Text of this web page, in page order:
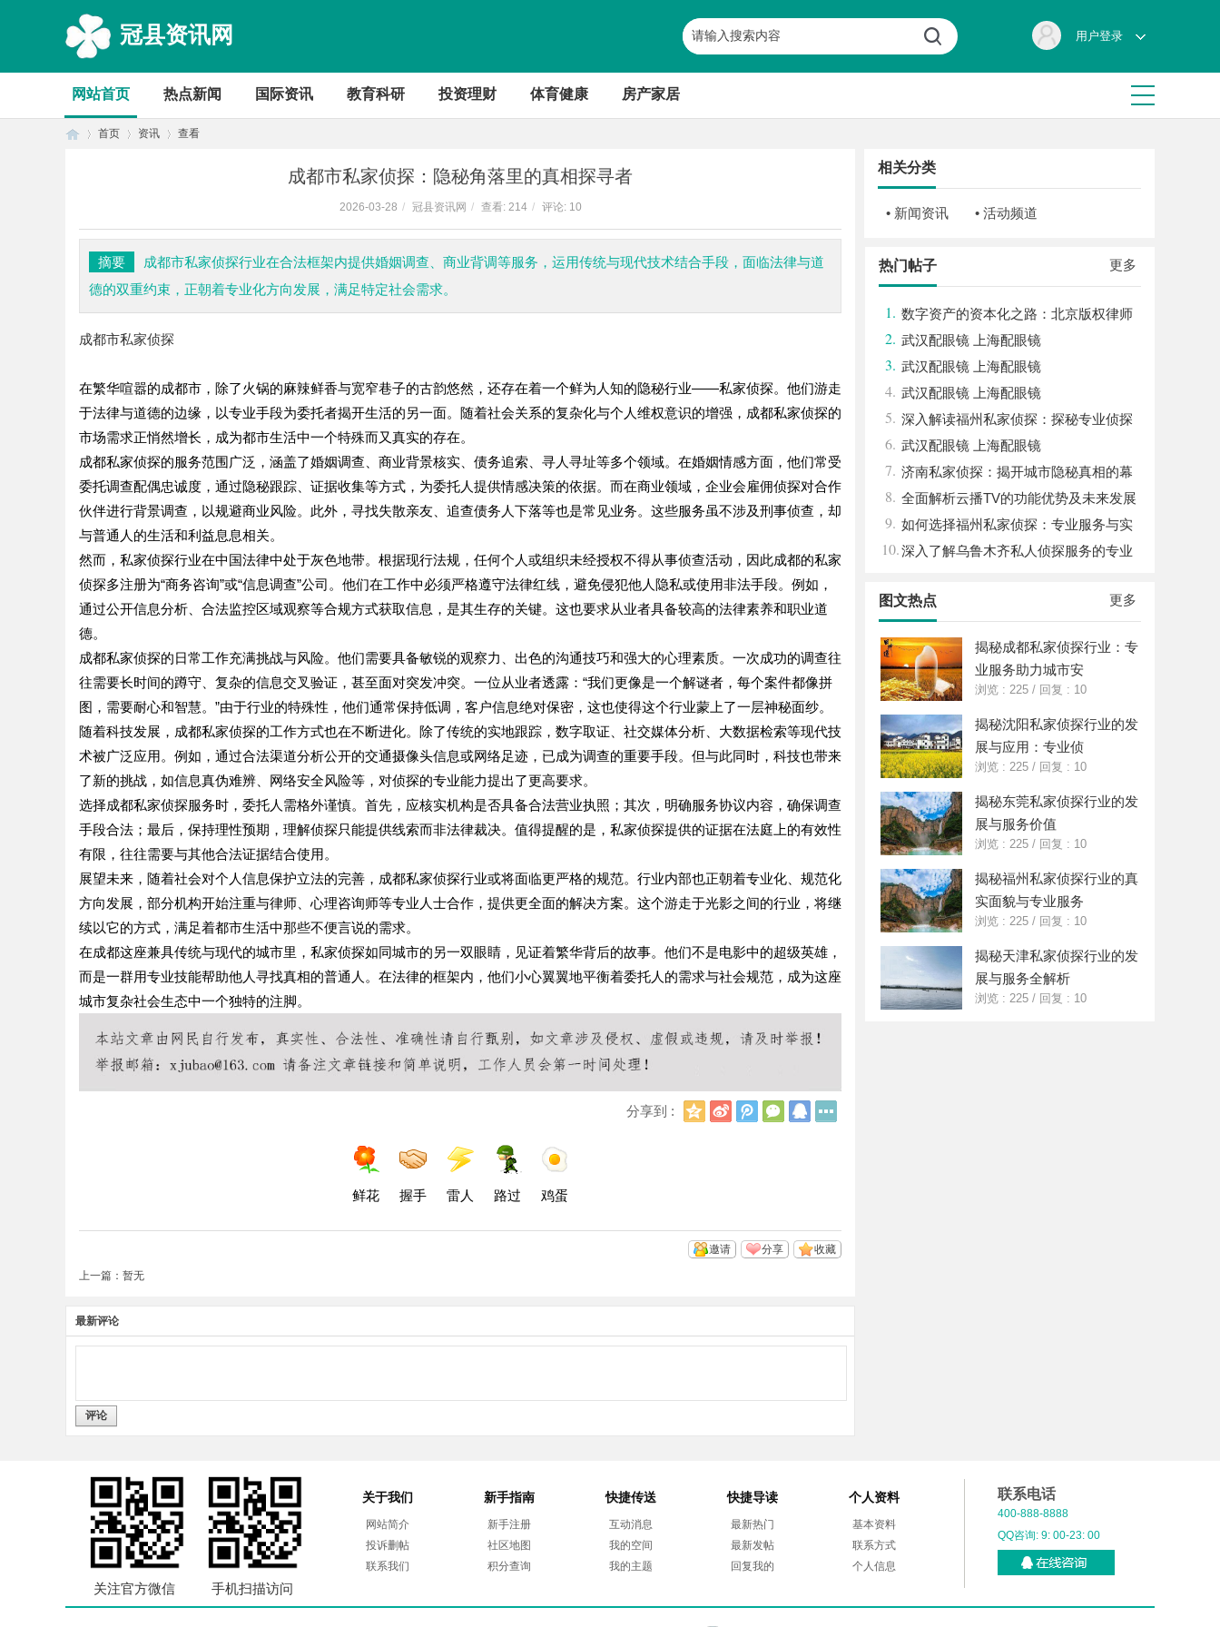
冠县资讯网 用户登录
网站首页 热点新闻 国际资讯 教育科研 投资理财 体育健康 房产家居
首页 资讯 查看
成都市私家侦探：隐秘角落里的真相探寻者
2026-03-28 / 冠县资讯网 / 查看: 214 / 评论: 10
摘要
成都市私家侦探行业在合法框架内提供婚姻调查、商业背调等服务，运用传统与现代技术结合手段，面临法律与道
德的双重约束，正朝着专业化方向发展，满足特定社会需求。
成都市私家侦探
在繁华喧嚣的成都市，除了火锅的麻辣鲜香与宽窄巷子的古韵悠然，还存在着一个鲜为人知的隐秘行业——私家侦探。他们游走
于法律与道德的边缘，以专业手段为委托者揭开生活的另一面。随着社会关系的复杂化与个人维权意识的增强，成都私家侦探的
市场需求正悄然增长，成为都市生活中一个特殊而又真实的存在。
成都私家侦探的服务范围广泛，涵盖了婚姻调查、商业背景核实、债务追索、寻人寻址等多个领域。在婚姻情感方面，他们常受
委托调查配偶忠诚度，通过隐秘跟踪、证据收集等方式，为委托人提供情感决策的依据。而在商业领域，企业会雇佣侦探对合作
伙伴进行背景调查，以规避商业风险。此外，寻找失散亲友、追查债务人下落等也是常见业务。这些服务虽不涉及刑事侦查，却
与普通人的生活和利益息息相关。
然而，私家侦探行业在中国法律中处于灰色地带。根据现行法规，任何个人或组织未经授权不得从事侦查活动，因此成都的私家
侦探多注册为“商务咨询”或“信息调查”公司。他们在工作中必须严格遵守法律红线，避免侵犯他人隐私或使用非法手段。例如，
通过公开信息分析、合法监控区域观察等合规方式获取信息，是其生存的关键。这也要求从业者具备较高的法律素养和职业道
德。
成都私家侦探的日常工作充满挑战与风险。他们需要具备敏锐的观察力、出色的沟通技巧和强大的心理素质。一次成功的调查往
往需要长时间的蹲守、复杂的信息交叉验证，甚至面对突发冲突。一位从业者透露：“我们更像是一个解谜者，每个案件都像拼
图，需要耐心和智慧。”由于行业的特殊性，他们通常保持低调，客户信息绝对保密，这也使得这个行业蒙上了一层神秘面纱。
随着科技发展，成都私家侦探的工作方式也在不断进化。除了传统的实地跟踪，数字取证、社交媒体分析、大数据检索等现代技
术被广泛应用。例如，通过合法渠道分析公开的交通摄像头信息或网络足迹，已成为调查的重要手段。但与此同时，科技也带来
了新的挑战，如信息真伪难辨、网络安全风险等，对侦探的专业能力提出了更高要求。
选择成都私家侦探服务时，委托人需格外谨慎。首先，应核实机构是否具备合法营业执照；其次，明确服务协议内容，确保调查
手段合法；最后，保持理性预期，理解侦探只能提供线索而非法律裁决。值得提醒的是，私家侦探提供的证据在法庭上的有效性
有限，往往需要与其他合法证据结合使用。
展望未来，随着社会对个人信息保护立法的完善，成都私家侦探行业或将面临更严格的规范。行业内部也正朝着专业化、规范化
方向发展，部分机构开始注重与律师、心理咨询师等专业人士合作，提供更全面的解决方案。这个游走于光影之间的行业，将继
续以它的方式，满足着都市生活中那些不便言说的需求。
在成都这座兼具传统与现代的城市里，私家侦探如同城市的另一双眼睛，见证着繁华背后的故事。他们不是电影中的超级英雄，
而是一群用专业技能帮助他人寻找真相的普通人。在法律的框架内，他们小心翼翼地平衡着委托人的需求与社会规范，成为这座
城市复杂社会生态中一个独特的注脚。
分享到 :
Q
新
浪
腾
讯
微
信
Q
鲜花 握手 雷人 路过 鸡蛋
收藏
分享
邀请
上一篇：暂无
最新评论
评论
相关分类
• 新闻资讯 • 活动频道
更多
热门帖子
1. 数字资产的资本化之路：北京版权律师
如何让“IP”变“现金流”
2. 武汉配眼镜 上海配眼镜
3. 武汉配眼镜 上海配眼镜
4. 武汉配眼镜 上海配眼镜
5. 深入解读福州私家侦探：探秘专业侦探
服务的魅力与实用价值
6. 武汉配眼镜 上海配眼镜
7. 济南私家侦探：揭开城市隐秘真相的幕
后英雄
8. 全面解析云播TV的功能优势及未来发展
前景
9. 如何选择福州私家侦探：专业服务与实
用指南详解
10.深入了解乌鲁木齐私人侦探服务的专业
更多
图文热点
揭秘成都私家侦探行业：专
业服务助力城市安
浏览 : 225 / 回复 : 10
揭秘沈阳私家侦探行业的发
展与应用：专业侦
浏览 : 225 / 回复 : 10
揭秘东莞私家侦探行业的发
展与服务价值
浏览 : 225 / 回复 : 10
揭秘福州私家侦探行业的真
实面貌与专业服务
浏览 : 225 / 回复 : 10
揭秘天津私家侦探行业的发
展与服务全解析
浏览 : 225 / 回复 : 10
关注官方微信 手机扫描访问
关于我们
网站简介
投诉删帖
联系我们
新手指南
新手注册
社区地图
积分查询
快捷传送
互动消息
我的空间
我的主题
快捷导读
最新热门
最新发帖
回复我的
个人资料
基本资料
联系方式
个人信息
联系电话
400-888-8888
QQ咨询: 9: 00-23: 00